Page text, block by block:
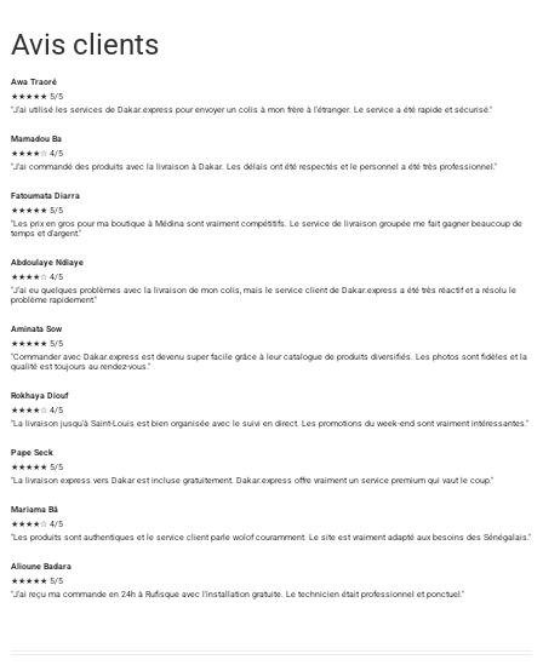
Avis clients
Awa Traoré
★★★★★ 5/5
"J'ai utilisé les services de Dakar.express pour envoyer un colis à mon frère à l'étranger. Le service a été rapide et sécurisé."
Mamadou Ba
★★★★☆ 4/5
"J'ai commandé des produits avec la livraison à Dakar. Les délais ont été respectés et le personnel a été très professionnel."
Fatoumata Diarra
★★★★★ 5/5
"Les prix en gros pour ma boutique à Médina sont vraiment compétitifs. Le service de livraison groupée me fait gagner beaucoup de
temps et d'argent."
Abdoulaye Ndiaye
★★★★☆ 4/5
"J'ai eu quelques problèmes avec la livraison de mon colis, mais le service client de Dakar.express a été très réactif et a résolu le
problème rapidement."
Aminata Sow
★★★★★ 5/5
"Commander avec Dakar.express est devenu super facile grâce à leur catalogue de produits diversifiés. Les photos sont fidèles et la
qualité est toujours au rendez-vous."
Rokhaya Diouf
★★★★☆ 4/5
"La livraison jusqu'à Saint-Louis est bien organisée avec le suivi en direct. Les promotions du week-end sont vraiment intéressantes."
Pape Seck
★★★★★ 5/5
"La livraison express vers Dakar est incluse gratuitement. Dakar.express offre vraiment un service premium qui vaut le coup."
Mariama Bâ
★★★★☆ 4/5
"Les produits sont authentiques et le service client parle wolof couramment. Le site est vraiment adapté aux besoins des Sénégalais."
Alioune Badara
★★★★★ 5/5
"J'ai reçu ma commande en 24h à Rufisque avec l'installation gratuite. Le technicien était professionnel et ponctuel."